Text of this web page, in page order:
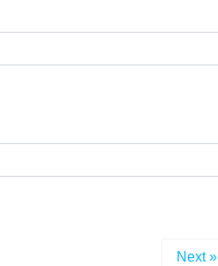
Next »